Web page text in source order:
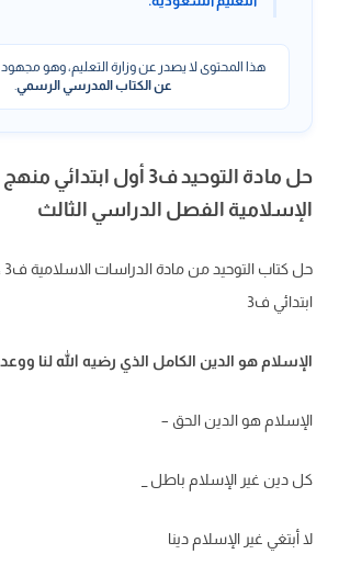
هذا المحتوى لا يصدر عن وزارة التعليم، وهو
عن الكتاب المدرسي الرسمي.
حل مادة التوحيد ف3 أول
الإسلامية الفصل الدراسي الثالث
ابتدائي ف3
الإسلام هو الدين الكامل الذي رضيه الله لنا
الإسلام هو الدين الحق –
كل دين غير الإسلام باطل _
لا أبتغي غير الإسلام دينا